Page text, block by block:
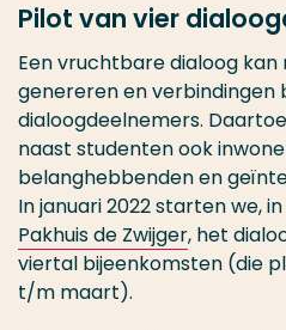
Pilot van vier
Een vruchtbare dialoog kan
genereren en verbindingen
dialoogdeelnemers.
naast studenten ook
belanghebbenden en
In januari 2022 starten we,
Pakhuis de Zwijger, het
viertal bijeenkomsten (die
t/m maart).